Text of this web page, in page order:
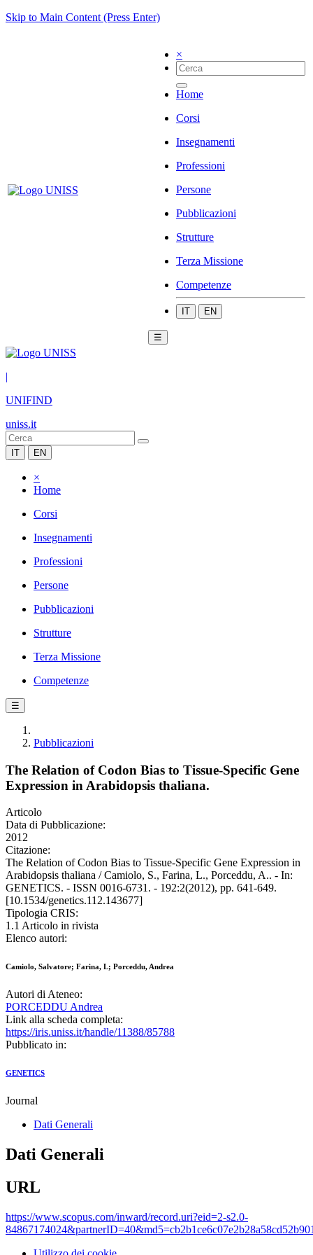
Skip to Main Content (Press Enter)
×
Home
Corsi
Insegnamenti
Professioni
Persone
Pubblicazioni
Strutture
Terza Missione
Competenze
IT EN
☰
|
UNIFIND
uniss.it
IT EN
×
Home
Corsi
Insegnamenti
Professioni
Persone
Pubblicazioni
Strutture
Terza Missione
Competenze
☰
Pubblicazioni
The Relation of Codon Bias to Tissue-Specific Gene
Expression in Arabidopsis thaliana.
Articolo
Data di Pubblicazione:
2012
Citazione:
The Relation of Codon Bias to Tissue-Specific Gene Expression in
Arabidopsis thaliana / Camiolo, S., Farina, L., Porceddu, A.. - In:
GENETICS. - ISSN 0016-6731. - 192:2(2012), pp. 641-649.
[10.1534/genetics.112.143677]
Tipologia CRIS:
1.1 Articolo in rivista
Elenco autori:
Camiolo, Salvatore; Farina, L; Porceddu, Andrea
Autori di Ateneo:
PORCEDDU Andrea
Link alla scheda completa:
https://iris.uniss.it/handle/11388/85788
Pubblicato in:
GENETICS
Journal
Dati Generali
Dati Generali
URL
https://www.scopus.com/inward/record.uri?eid=2-s2.0-